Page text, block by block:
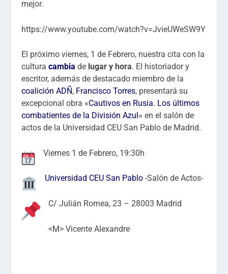
mejor.
https://www.youtube.com/watch?v=JvieUWeSW9Y
El próximo viernes, 1 de Febrero, nuestra cita con la
culturacambia de lugar y hora. El historiador y
escritor, además de destacado miembro de la
coalición ADÑ, Francisco Torres, presentará su
excepcional obra «Cautivos en Rusia. Los últimos
combatientes de la División Azul » en el salón de
actos de la Universidad CEU San Pablo de Madrid.
Viernes 1 de Febrero, 19:30h
Universidad CEU San Pablo -Salón de Actos-
C/ Julián Romea, 23 – 28003 Madrid
<M> Vicente Alexandre